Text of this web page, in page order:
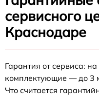
сервисного
Краснодаре
Гарантия от сервиса:
комплектующие — до 3
Что считается